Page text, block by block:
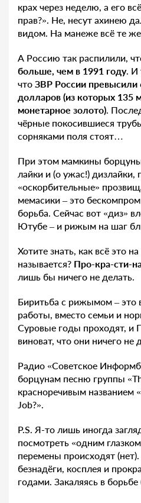
крах через неделю, а его
прав?». Не, несут ахинею
видом. На манеже всё те
А Россию так распилили,
больше, чем в 1991 году. И
что ЗВР России превысили
долларов (из которых 135
монетарное золото).
чёрные покосившиеся
сорняками поля стоят…
При этом мамкины
лайки и (о ужас!) дизлайки,
«оскорбительные»
мемасики – это
борьба. Сейчас вот «диз»
Ютубе – и рижым на шаг
Хотите знать, как всё это
называется? Про-кра-сти-
лишь бы ничего не делать.
Биритьба с рижымом – это
работы, вместо семьи и
Суровые годы проходят, и
виноват, что они ничего не
Радио «Советское
борцунам песню группы
красноречивым названием
Job?».
P.S. Я-то лишь иногда
посмотреть «одним
перемены происходят
безнадёги, косплея и
годами. Закаляясь в борьбе